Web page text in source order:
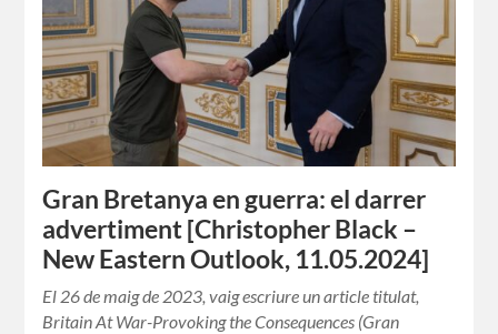
Gran Bretanya en guerra: el darrer
advertiment [Christopher Black –
New Eastern Outlook, 11.05.2024]
El 26 de maig de 2023, vaig escriure un article titulat,
Britain At War-Provoking the Consequences (Gran